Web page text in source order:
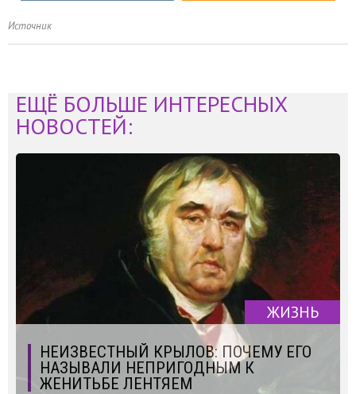
Источник
ЕЩЁ БОЛЬШЕ ИНТЕРЕСНЫХ
НОВОСТЕЙ:
ЖИЗНЬ
НЕИЗВЕСТНЫЙ КРЫЛОВ: ПОЧЕМУ ЕГО
НАЗЫВАЛИ НЕПРИГОДНЫМ К
ЖЕНИТЬБЕ ЛЕНТЯЕМ